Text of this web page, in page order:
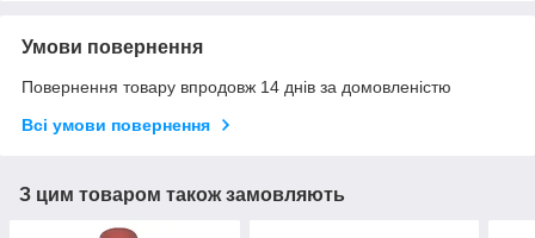
Умови повернення
Повернення товару впродовж 14 днів за домовленістю
Всі умови повернення
З цим товаром також замовляють